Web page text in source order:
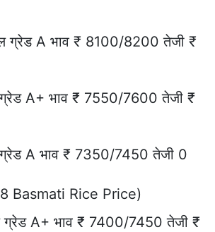
ग्रेड A भाव ₹ 8100/8200 तेजी ₹
ग्रेड A+ भाव ₹ 7550/7600 तेजी ₹
ग्रेड A भाव ₹ 7350/7450 तेजी 0
Basmati Rice Price)
ग्रेड A+ भाव ₹ 7400/7450 तेजी ₹